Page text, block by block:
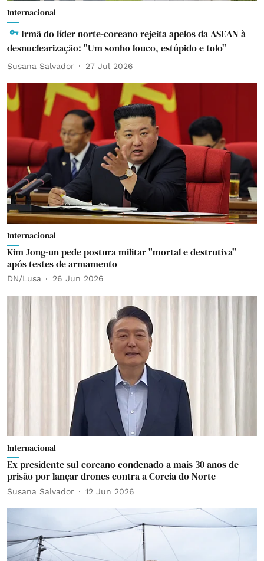
Internacional
Irmã do líder norte-coreano rejeita apelos da ASEAN à
desnuclearização: "Um sonho louco, estúpido e tolo"
Susana Salvador 27 Jul 2026
Internacional
Kim Jong-un pede postura militar "mortal e destrutiva"
após testes de armamento
DN/Lusa 26 Jun 2026
Internacional
Ex-presidente sul-coreano condenado a mais 30 anos de
prisão por lançar drones contra a Coreia do Norte
Susana Salvador 12 Jun 2026